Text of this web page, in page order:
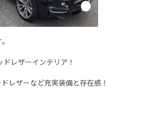
レザーインテリア！
レザーなど充実装備と存在感！